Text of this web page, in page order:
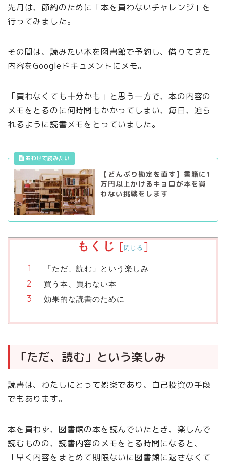
先月は、節約のために「本を買わないチャレンジ」を
行ってみました。
その間は、読みたい本を図書館で予約し、借りてきた
内容をGoogleドキュメントにメモ。
「買わなくても十分かも」と思う一方で、本の内容の
メモをとるのに何時間もかかってしまい、毎日、迫ら
れるように読書メモをとっていました。
【どんぶり勘定を直す】書籍に1
万円以上かけるキョロが本を買
わない挑戦をします
もくじ [閉じる ]
「ただ、読む」という楽しみ
買う本、買わない本
効果的な読書のために
「ただ、読む」という楽しみ
読書は、わたしにとって娯楽であり、自己投資の手段
でもあります。
本を買わず、図書館の本を読んでいたとき、楽しんで
読むものの、読書内容のメモをとる時間になると、
「早く内容をまとめて期限ないに図書館に返さなくて